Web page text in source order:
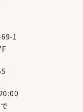
1